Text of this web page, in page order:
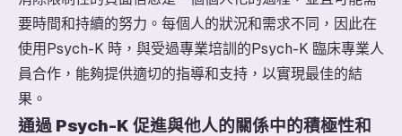
要時間和持續的努力。每個人的狀況和需求不同，因此在
使用Psych-K 時，與受過專業培訓的Psych-K 臨床專業人
員合作，能夠提供適切的指導和支持，以實現最佳的結
果。
通過 Psych-K 促進與他人的關係中的積極性和